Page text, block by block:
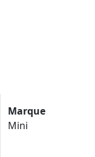
Marque
Mini